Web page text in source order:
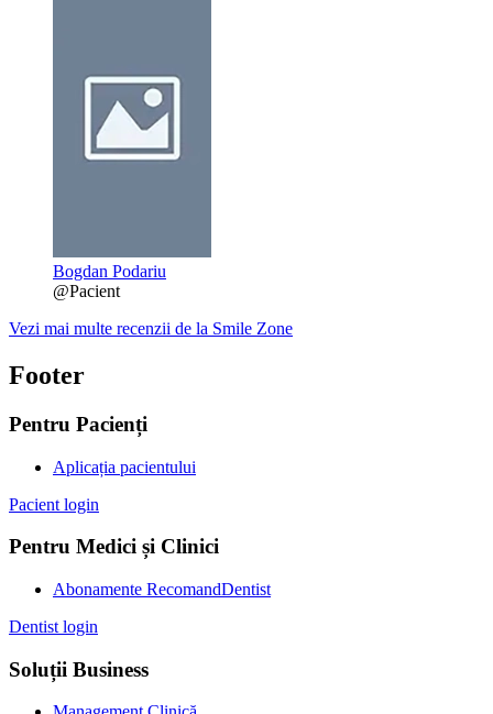
Bogdan Podariu
@Pacient
Vezi mai multe recenzii de la Smile Zone
Footer
Pentru Pacienți
Aplicația pacientului
Pacient login
Pentru Medici și Clinici
Abonamente RecomandDentist
Dentist login
Soluții Business